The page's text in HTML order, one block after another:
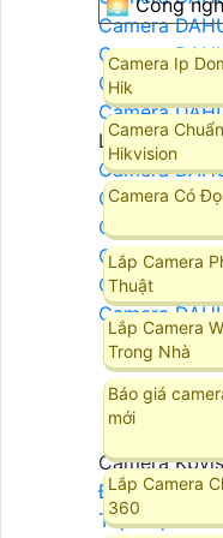
Camera
Camera
Camera
Camera
LẮP ĐẶT
Camera
Camera
Camera
Camera
Camera
Camera
Camera
Đầu Ghi
Trọn Bộ
Camera Ip
Hik
Camera
Hikvision
Camera Có
Lắp Camera
Thuật
Lắp Camera
Trong Nhà
Báo giá
mới
Lắp Camera
360